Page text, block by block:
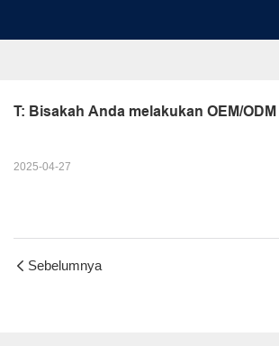
T: Bisakah Anda melakukan OEM/ODM
2025-04-27
Sebelumnya